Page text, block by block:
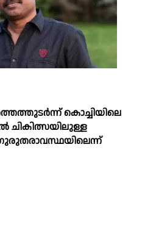
കൊച്ചിയിലെ
ചികിത്സയിലുള്ള